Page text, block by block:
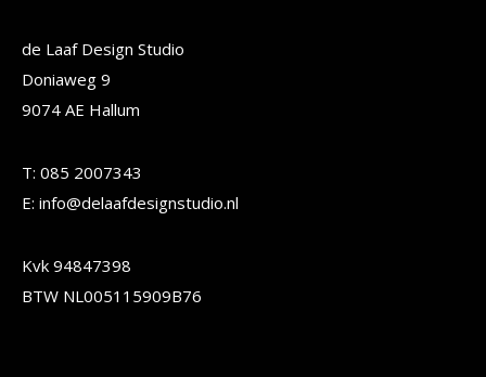
Deze
optie
kan
worden
de
productpagina
de Laaf Design Studio
Doniaweg 9
9074 AE Hallum
T: 085 2007343
E: info@delaafdesignstudio.nl
Kvk 94847398
BTW NL005115909B76